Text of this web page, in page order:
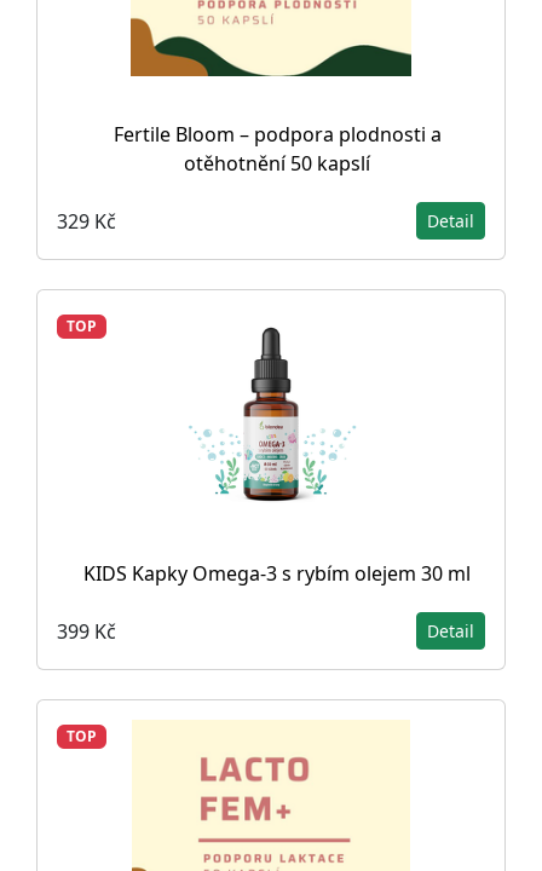
Fertile Bloom – podpora plodnosti a
otěhotnění 50 kapslí
329 Kč Detail
TOP
KIDS Kapky Omega-3 s rybím olejem 30 ml
399 Kč Detail
TOP